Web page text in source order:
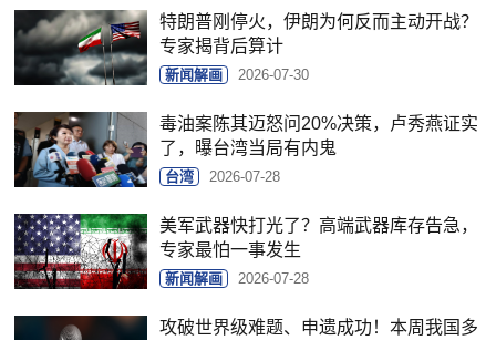
特朗普刚停火，伊朗为何反而主动开战？
专家揭背后算计
新闻解画 2026-07-30
毒油案陈其迈怒问20%决策，卢秀燕证实
了，曝台湾当局有内鬼
台湾 2026-07-28
美军武器快打光了？高端武器库存告急，
专家最怕一事发生
新闻解画 2026-07-28
攻破世界级难题、申遗成功！本周我国多